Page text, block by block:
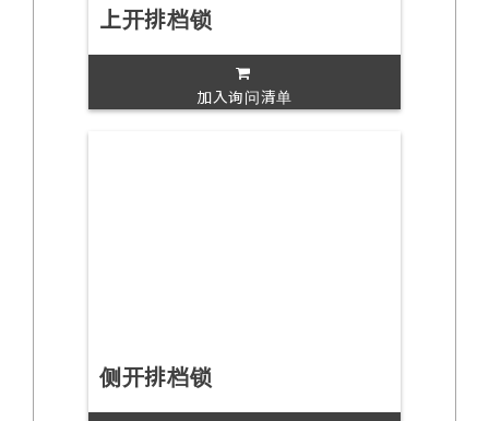
上开排档锁
加入询问清单
侧开排档锁